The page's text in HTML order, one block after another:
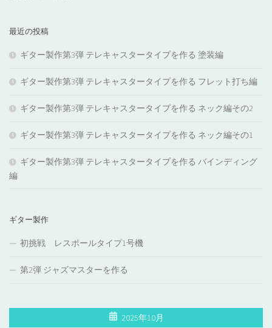
最近の投稿
ギター製作第3弾 テレキャスタータイプを作る 塗装編
ギター製作第3弾 テレキャスタータイプを作る フレット打ち編
ギター製作第3弾 テレキャスタータイプを作る ネック編その2
ギター製作第3弾 テレキャスタータイプを作る ネック編その1
ギター製作第3弾 テレキャスタータイプを作る バインディング
編
ギター製作
初挑戦 レスポールタイプ1号機
第2弾 ジャズマスターを作る
2025年10月